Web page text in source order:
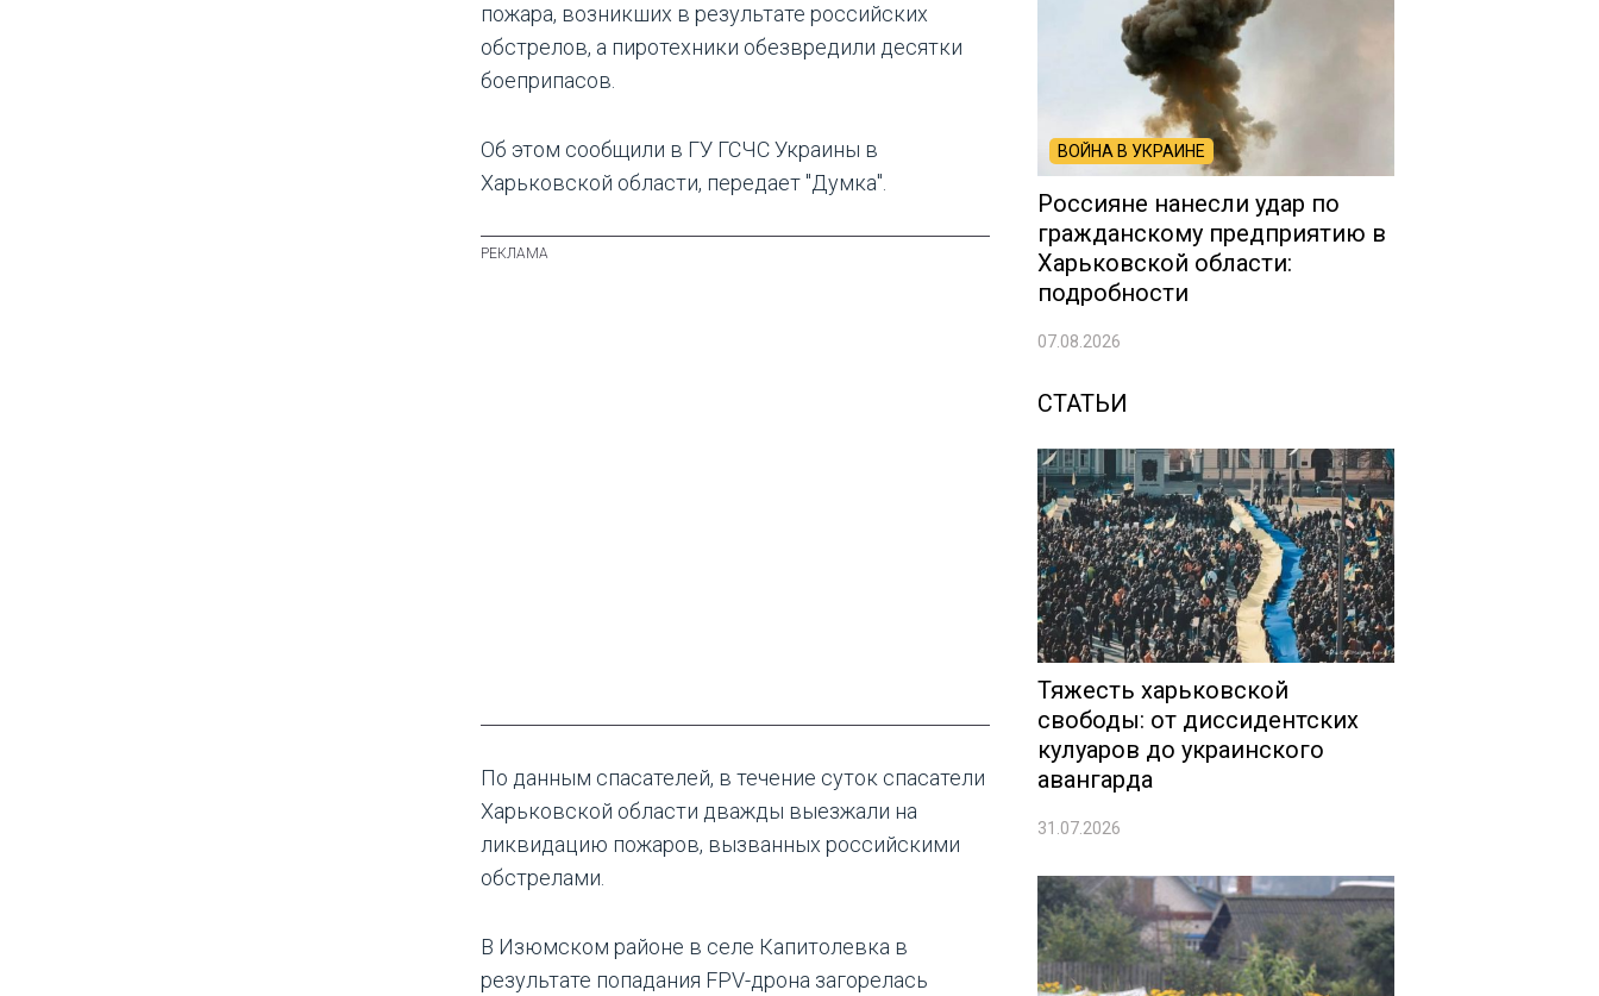
пожара, возникших в результате российских
обстрелов, а пиротехники обезвредили десятки
боеприпасов.
Об этом сообщили в ГУ ГСЧС Украины в
Харьковской области, передает "Думка".
По данным спасателей, в течение суток спасатели
Харьковской области дважды выезжали на
ликвидацию пожаров, вызванных российскими
обстрелами.
В Изюмском районе в селе Капитолевка в
результате попадания FPV-дрона загорелась
ВОЙНА В УКРАИНЕ
Россияне нанесли удар по
гражданскому предприятию в
Харьковской области:
подробности
07.08.2026
СТАТЬИ
Тяжесть харьковской
свободы: от диссидентских
кулуаров до украинского
авангарда
31.07.2026